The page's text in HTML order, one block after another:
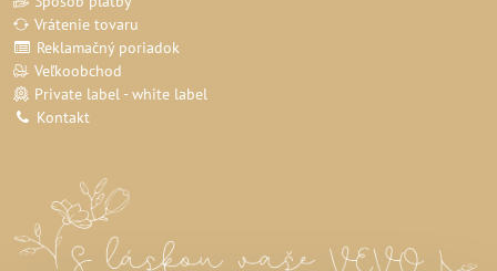
Vrátenie tovaru
Reklamačný poriadok
Veľkoobchod
Private label - white label
Kontakt